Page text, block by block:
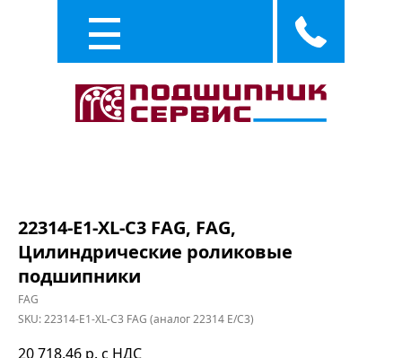
22314-E1-XL-C3 FAG, FAG,
Цилиндрические роликовые
подшипники
FAG
SKU:22314-E1-XL-C3 FAG (аналог 22314 E/C3)
20 718,46 р. с НДС